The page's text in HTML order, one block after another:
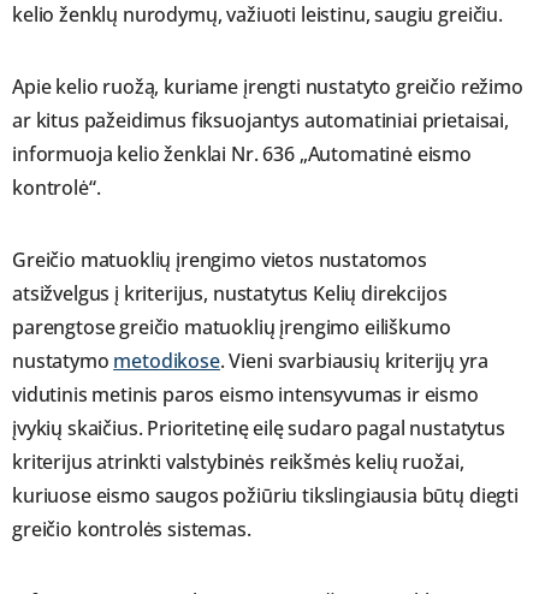
kelio ženklų nurodymų, važiuoti leistinu, saugiu greičiu.
Apie kelio ruožą, kuriame įrengti nustatyto greičio režimo
ar kitus pažeidimus fiksuojantys automatiniai prietaisai,
informuoja kelio ženklai Nr. 636 „Automatinė eismo
kontrolė“.
Greičio matuoklių įrengimo vietos nustatomos
atsižvelgus į kriterijus, nustatytus Kelių direkcijos
parengtose greičio matuoklių įrengimo eiliškumo
nustatymo metodikose. Vieni svarbiausių kriterijų yra
vidutinis metinis paros eismo intensyvumas ir eismo
įvykių skaičius. Prioritetinę eilę sudaro pagal nustatytus
kriterijus atrinkti valstybinės reikšmės kelių ruožai,
kuriuose eismo saugos požiūriu tikslingiausia būtų diegti
greičio kontrolės sistemas.